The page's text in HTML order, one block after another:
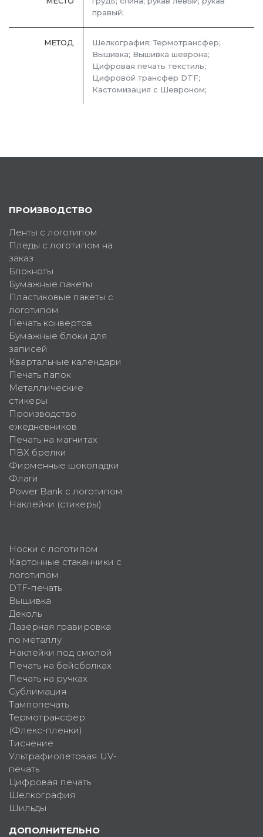
правый;
МЕТОД
Шелкография; Термотрансфер;
Вышивка; Вышивка шеврона;
Цифровая печать текстиль;
Цифровой трансфер DTF;
Кастомизация с Шевроном;
ПРОИЗВОДСТВО
Ленты с логотипом
Пледы с логотипом на
заказ
Блокноты
Бумажные пакеты
Пластиковые пакеты с
логотипом
Печать конвертов
Бумажные блоки для
записей
Квартальные календари
Печать папок
Металлические
стикеры
Производство
ежедневников
Печать на магнитах
ПВХ брелки
Фирменные шоколадки
Флаги
Power Bank с логотипом
Наклейки (стикеры)
Носки с логотипом
Картонные стаканчики с
логотипом
DTF-печать
Вышивка
Деколь
Лазерная гравировка
по металлу
Наклейки под смолой
Печать на бейсболках
Печать на ручках
Сублимация
Тампопечать
Термотрансфер
(Флекс-пленки)
Тиснение
Ультрафиолетовая UV-
печать
Цифровая печать
Шелкография
Шильды
ДОПОЛНИТЕЛЬНО